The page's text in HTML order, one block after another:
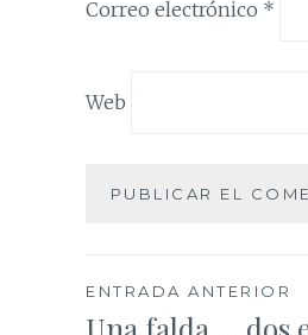
Correo electrónico *
Web
Navegación
ENTRADA ANTERIOR